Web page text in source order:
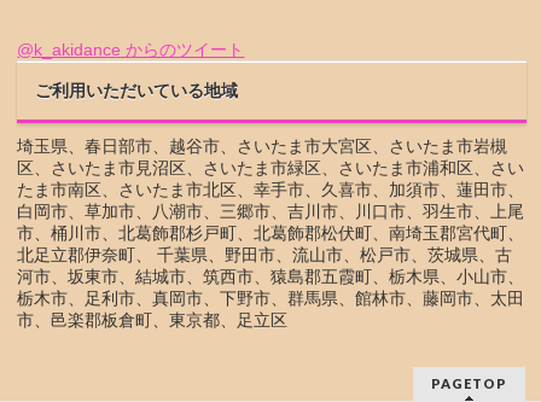
@k_akidance からのツイート
ご利用いただいている地域
埼玉県、春日部市、越谷市、さいたま市大宮区、さいたま市岩槻
区、さいたま市見沼区、さいたま市緑区、さいたま市浦和区、さい
たま市南区、さいたま市北区、幸手市、久喜市、加須市、蓮田市、
白岡市、草加市、八潮市、三郷市、吉川市、川口市、羽生市、上尾
市、桶川市、北葛飾郡杉戸町、北葛飾郡松伏町、南埼玉郡宮代町、
北足立郡伊奈町、 千葉県、野田市、流山市、松戸市、茨城県、古
河市、坂東市、結城市、筑西市、猿島郡五霞町、栃木県、小山市、
栃木市、足利市、真岡市、下野市、群馬県、館林市、藤岡市、太田
市、邑楽郡板倉町、東京都、足立区
PAGETOP